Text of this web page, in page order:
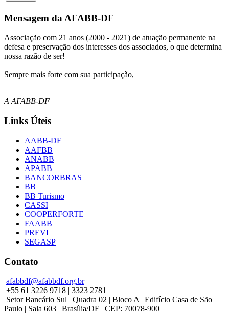
Mensagem da AFABB-DF
Associação com 21 anos (2000 - 2021) de atuação permanente na
defesa e preservação dos interesses dos associados, o que determina
nossa razão de ser!
Sempre mais forte com sua participação,
A AFABB-DF
Links Úteis
AABB-DF
AAFBB
ANABB
APABB
BANCORBRAS
BB
BB Turismo
CASSI
COOPERFORTE
FAABB
PREVI
SEGASP
Contato
afabbdf@afabbdf.org.br
+55 61 3226 9718 | 3323 2781
Setor Bancário Sul | Quadra 02 | Bloco A | Edifício Casa de São
Paulo | Sala 603 | Brasília/DF | CEP: 70078-900